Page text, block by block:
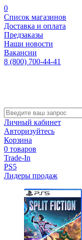
0
Список магазинов
Доставка и оплата
Предзаказы
Наши новости
Вакансии
8 (800) 700-44-41
Личный кабинет
Авторизуйтесь
Корзина
0 товаров
Trade-In
PS5
Лидеры продаж